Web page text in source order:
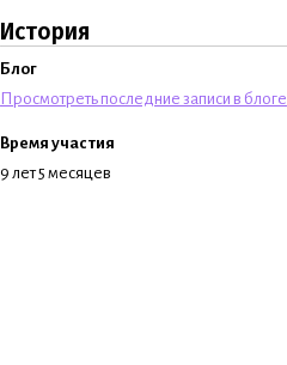
История
Блог
Просмотреть последние записи в блоге
Время участия
9 лет 5 месяцев